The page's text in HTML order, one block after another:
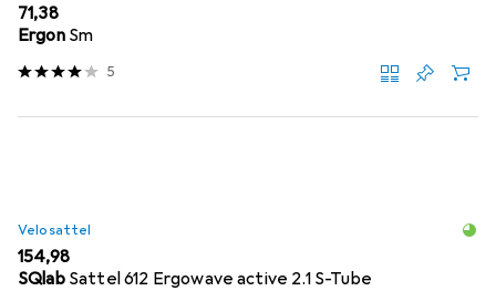
EUR
71,38
Ergon Sm
5
Velosattel
EUR
154,98
SQlab Sattel 612 Ergowave active 2.1 S-Tube